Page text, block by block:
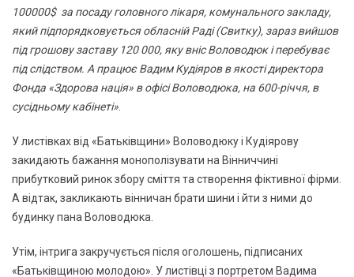
100000$ за посаду головного лікаря, комунального закладу,
який підпорядковується обласній Раді (Свитку), зараз вийшов
під грошову заставу 120 000, яку вніс Воловодюк і перебуває
під слідством. А працює Вадим Кудіяров в якості директора
Фонда «Здорова нація» в офісі Воловодюка, на 600-річчя, в
сусідньому кабінеті»
У листівках від «Батьківщини» Воловодюку і Кудіярову
закидають бажання монополізувати на Вінниччині
прибутковий ринок збору сміття та створення фіктивної фірми.
А відтак, закликають вінничан брати шини і йти з ними до
будинку пана Воловодюка.
Утім, інтрига закручується після оголошень, підписаних
«Батьківщиною молодою». У листівці з портретом Вадима